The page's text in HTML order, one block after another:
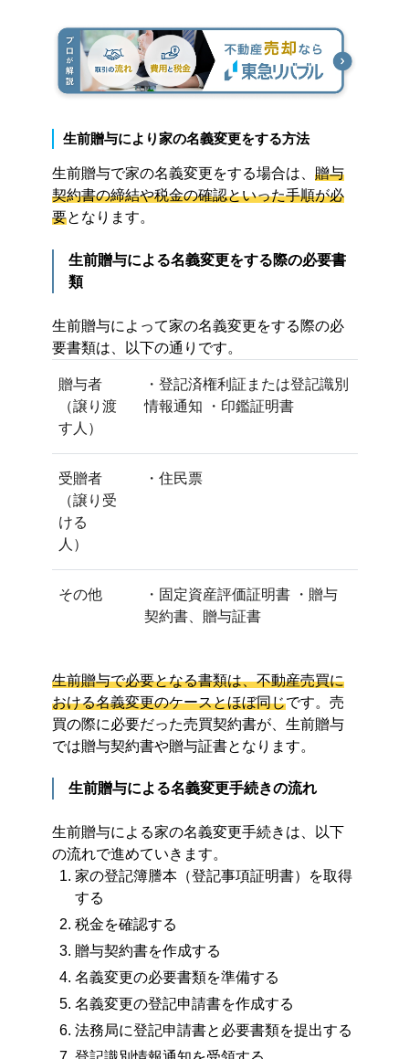
生前贈与により家の名義変更をする方法
生前贈与で家の名義変更をする場合は、 贈与
契約書の締結や税金の確認といった手順が必
要となります。
生前贈与による名義変更をする際の必要書
類
生前贈与によって家の名義変更をする際の必
要書類は、以下の通りです。
贈与者
（譲り渡
す人）
・登記済権利証または登記識別
情報通知 ・印鑑証明書
受贈者
（譲り受
ける
人）
・住民票
その他
・固定資産評価証明書 ・贈与
契約書、贈与証書
生前贈与で必要となる書類は、不動産売買に
おける名義変更のケースとほぼ同じです。売
買の際に必要だった売買契約書が、生前贈与
では贈与契約書や贈与証書となります。
生前贈与による名義変更手続きの流れ
生前贈与による家の名義変更手続きは、以下
の流れで進めていきます。
家の登記簿謄本（登記事項証明書）を取得
する
税金を確認する
贈与契約書を作成する
名義変更の必要書類を準備する
名義変更の登記申請書を作成する
法務局に登記申請書と必要書類を提出する